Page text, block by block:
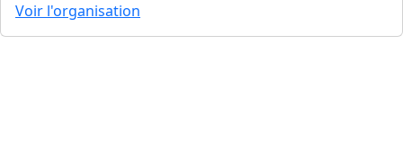
Voir l'organisation